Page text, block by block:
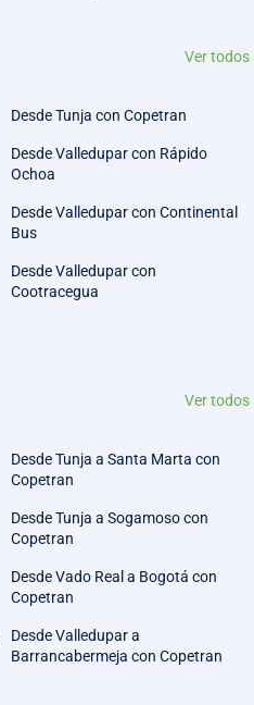
Ver todos
Desde Tunja con Copetran
Desde Valledupar con Rápido
Ochoa
Desde Valledupar con Continental
Bus
Desde Valledupar con
Cootracegua
Ver todos
Desde Tunja a Santa Marta con
Copetran
Desde Tunja a Sogamoso con
Copetran
Desde Vado Real a Bogotá con
Copetran
Desde Valledupar a
Barrancabermeja con Copetran